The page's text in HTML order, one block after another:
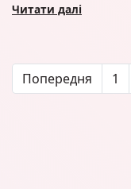
Читати далі
Попередня 1